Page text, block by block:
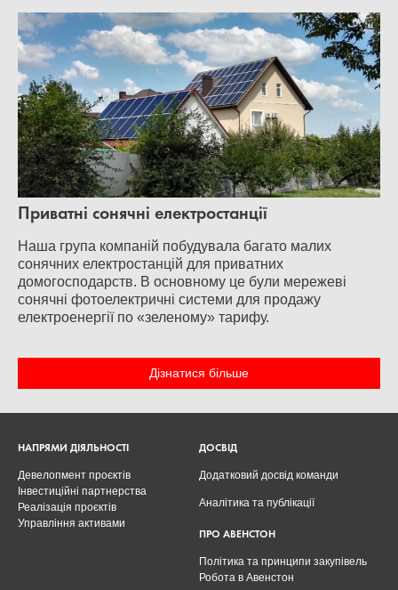
Приватні сонячні електростанції
Наша група компаній побудувала багато малих
сонячних електростанцій для приватних
домогосподарств. В основному це були мережеві
сонячні фотоелектричні системи для продажу
електроенергії по «зеленому» тарифу.
Дізнатися більше
НАПРЯМИ ДІЯЛЬНОСТІ
Девелопмент проєктів
Інвестиційні партнерства
Реалізація проєктів
Управління активами
ДОСВІД
Додатковий досвід команди
Аналітика та публікації
ПРО АВЕНСТОН
Політика та принципи закупівель
Робота в Авенстон